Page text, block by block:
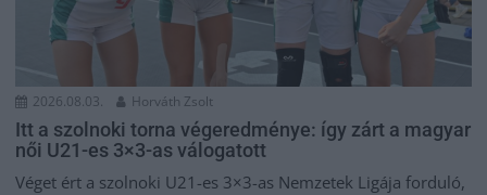
2026.08.03. Horváth Zsolt
Itt a szolnoki torna végeredménye: így zárt a magyar
női U21-es 3×3-as válogatott
Véget ért a szolnoki U21-es 3×3-as Nemzetek Ligája forduló,